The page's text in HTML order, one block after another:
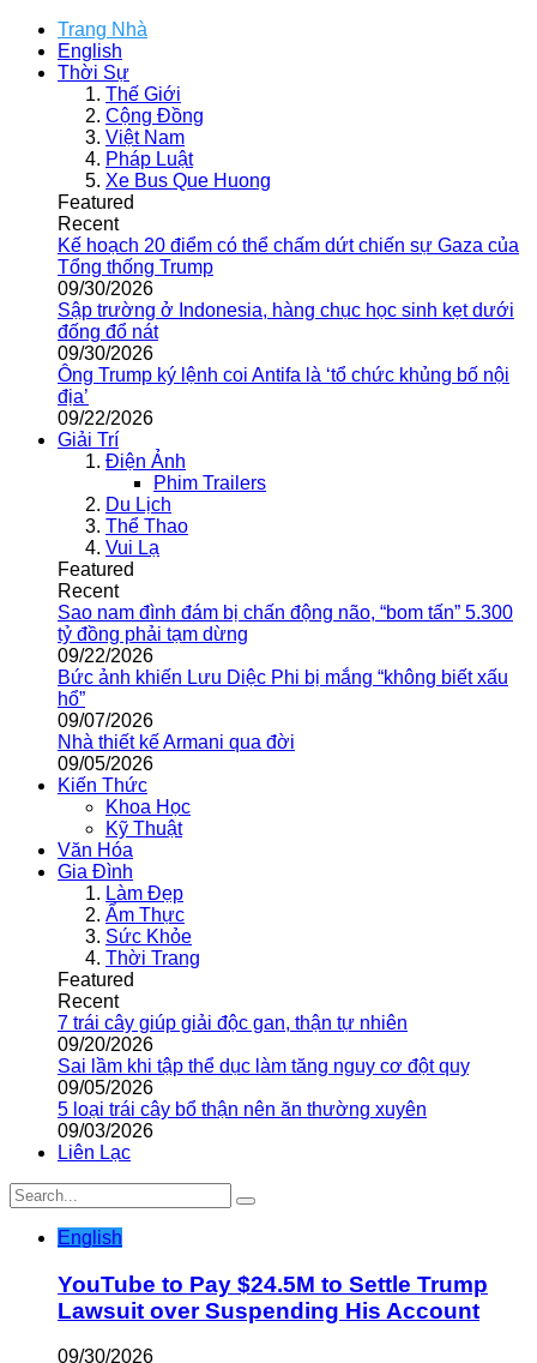
Trang Nhà
English
Thời Sự
Thế Giới
Cộng Đồng
Việt Nam
Pháp Luật
Xe Bus Que Huong
Featured
Recent
Kế hoạch 20 điểm có thể chấm dứt chiến sự Gaza của
Tổng thống Trump
09/30/2026
Sập trường ở Indonesia, hàng chục học sinh kẹt dưới
đống đổ nát
09/30/2026
Ông Trump ký lệnh coi Antifa là ‘tổ chức khủng bố nội
địa’
09/22/2026
Giải Trí
Điện Ảnh
Phim Trailers
Du Lịch
Thể Thao
Vui Lạ
Featured
Recent
Sao nam đình đám bị chấn động não, “bom tấn” 5.300
tỷ đồng phải tạm dừng
09/22/2026
Bức ảnh khiến Lưu Diệc Phi bị mắng “không biết xấu
hổ”
09/07/2026
Nhà thiết kế Armani qua đời
09/05/2026
Kiến Thức
Khoa Học
Kỹ Thuật
Văn Hóa
Gia Đình
Làm Đẹp
Ẩm Thực
Sức Khỏe
Thời Trang
Featured
Recent
7 trái cây giúp giải độc gan, thận tự nhiên
09/20/2026
Sai lầm khi tập thể dục làm tăng nguy cơ đột quỵ
09/05/2026
5 loại trái cây bổ thận nên ăn thường xuyên
09/03/2026
Liên Lạc
English
YouTube to Pay $24.5M to Settle Trump
Lawsuit over Suspending His Account
09/30/2026